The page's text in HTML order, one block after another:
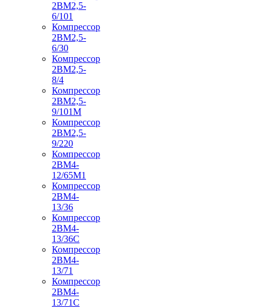
2ВМ2,5-
6/101
Компрессор
2ВМ2,5-
6/30
Компрессор
2ВМ2,5-
8/4
Компрессор
2ВМ2,5-
9/101М
Компрессор
2ВМ2,5-
9/220
Компрессор
2ВМ4-
12/65М1
Компрессор
2ВМ4-
13/36
Компрессор
2ВМ4-
13/36С
Компрессор
2ВМ4-
13/71
Компрессор
2ВМ4-
13/71С